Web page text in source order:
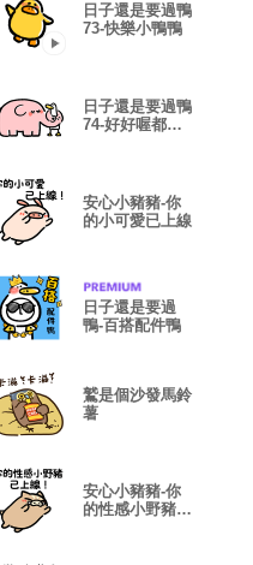
日子還是要過鴨
73-快樂小鴨鴨
日子還是要過鴨
74-好好喔都有
安心小豬豬-你
的小可愛已上線
日子還是要過
鴨-百搭配件鴨
鷲是個沙發馬鈴
薯
安心小豬豬-你
的性感小野豬已